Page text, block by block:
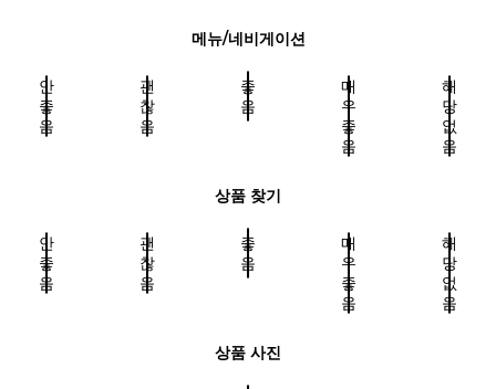
메뉴/네비게이션
안
좋
음
괜
찮
음
좋
음
매
우
좋
음
해
당
없
음
상품 찾기
안
좋
음
괜
찮
음
좋
음
매
우
좋
음
해
당
없
음
상품 사진